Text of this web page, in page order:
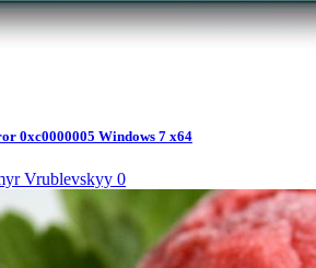
0xc0000005 Windows 7 x64
Vrublevskyy 0